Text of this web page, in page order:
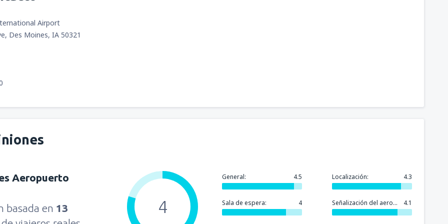
Airport
Des Moines, IA 50321
Aeropuerto
basada en 13
General: 4.5 Localización: 4.3
Sala de espera: 4 Señalización del aeropuerto: 4.1
4